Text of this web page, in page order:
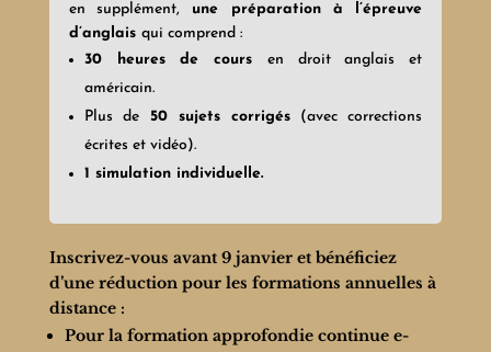
en supplément, une préparation à l’épreuve
d’anglais qui comprend :
30 heures de cours en droit anglais et
américain.
Plus de50 sujets corrigés (avec corrections
écrites et vidéo).
1 simulation individuelle.
Inscrivez-vous avant 9 janvier et bénéficiez
d’une réduction pour les formations annuelles à
distance :
Pour la formation approfondie continue e-